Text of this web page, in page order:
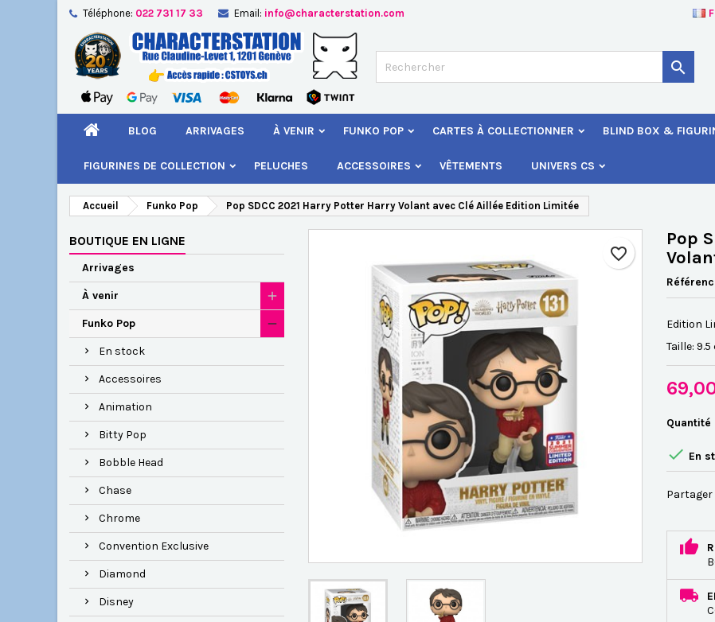
Téléphone: 022 731 17 33 Email: info@characterstation.com

BLOG ARRIVAGES À VENIR FUNKO POP CARTES À COLLECTIONNER BLIND BOX &
FIGURINES DE COLLECTION PELUCHES ACCESSOIRES VÊTEMENTS UNIVERS CS
Accueil Funko Pop Pop SDCC 2021 Harry Potter Harry Volant avec Clé Aillée Edition Limitée
BOUTIQUE EN LIGNE
Arrivages
À venir
Funko Pop
En stock
Accessoires
Animation
Bitty Pop
Bobble Head
Chase
Chrome
Convention Exclusive
Diamond
Disney
favorite_border
Pop
Edition
Taille:
Quantité
 En
Partager
Ajouter à ma liste d'envies
Créer une nouvelle liste
Créer une liste d'envies
Nom de la liste d'envies
Connexion
Vous devez être connecté pour ajouter des produits à votre liste d'envies.
Annuler Connexion